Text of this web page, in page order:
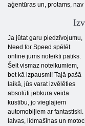
aģentūras un, protams,
Ja jūtat garu piedzīvojumu,
Need for Speed ​​spēlēt
online jums noteikti patiks.
Šeit vismaz noteikumiem,
bet kā izpausmi! Tajā pašā
laikā, jūs varat izvēlēties
absolūti jebkura veida
kustību, jo vieglajiem
automobiļiem ar
laivas, lidmašīnas un